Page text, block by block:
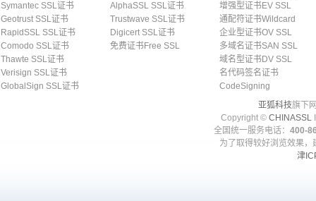
Symantec SSL证书
Geotrust SSL证书
RapidSSL SSL证书
Comodo SSL证书
Thawte SSL证书
Verisign SSL证书
GlobalSign SSL证书
AlphaSSL SSL证书
Trustwave SSL证书
Digicert SSL证书
免费证书Free SSL
增强型证书EV SSL
通配符证书Wildcard
企业型证书OV SSL
多域名证书SAN SSL
域名型证书DV SSL
名代码签名证书
CodeSigning
亚狐科技旗下
Copyright © CHINASSL
全国统一服务电话： 400-
为了取得较好浏览效果
津